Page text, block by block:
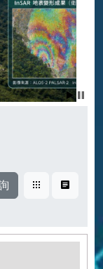
卡片式表格式